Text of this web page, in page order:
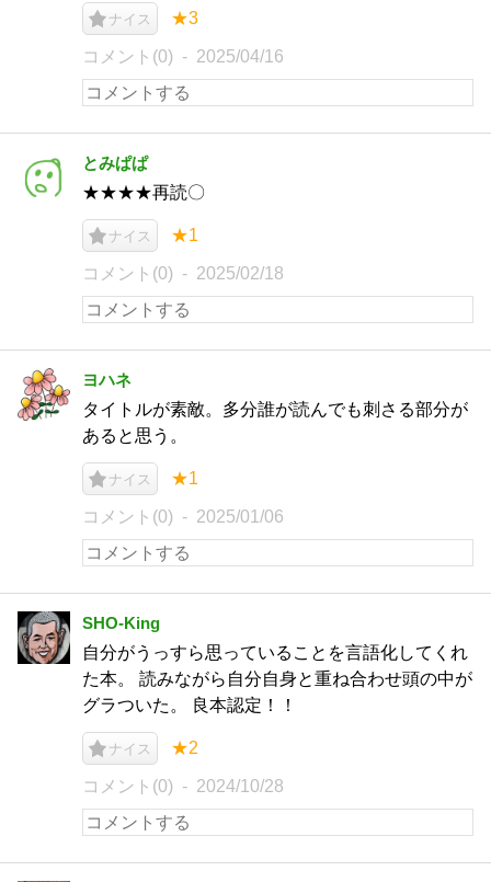
ナイス ★3
コメント(0) 2025/04/16
とみぱぱ
★★★★再読〇
ナイス ★1
コメント(0) 2025/02/18
ヨハネ
タイトルが素敵。多分誰が読んでも刺さる部分が
あると思う。
ナイス ★1
コメント(0) 2025/01/06
SHO-King
自分がうっすら思っていることを言語化してくれ
た本。 読みながら自分自身と重ね合わせ頭の中が
グラついた。 良本認定！！
ナイス ★2
コメント(0) 2024/10/28